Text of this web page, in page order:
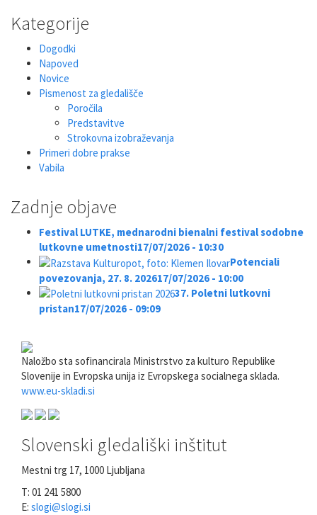
Kategorije
Dogodki
Napoved
Novice
Pismenost za gledališče
Poročila
Predstavitve
Strokovna izobraževanja
Primeri dobre prakse
Vabila
Zadnje objave
Festival LUTKE, mednarodni bienalni festival sodobne
lutkovne umetnosti17/07/2026 - 10:30
Potenciali
povezovanja, 27. 8. 202617/07/2026 - 10:00
37. Poletni lutkovni
pristan17/07/2026 - 09:09
Naložbo sta sofinancirala Ministrstvo za kulturo Republike
Slovenije in Evropska unija iz Evropskega socialnega sklada.
www.eu-skladi.si
Slovenski gledališki inštitut
Mestni trg 17, 1000 Ljubljana
T: 01 241 5800
E: slogi@slogi.si